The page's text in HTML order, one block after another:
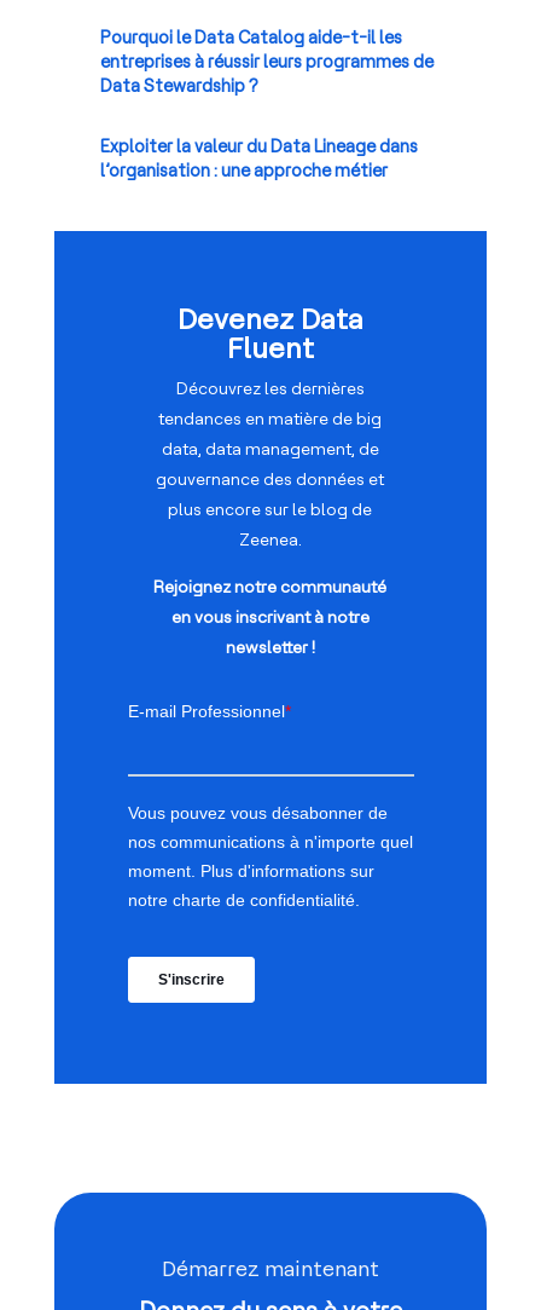
Pourquoi le Data Catalog aide-t-il les
entreprises à réussir leurs programmes de
Data Stewardship ?
Exploiter la valeur du Data Lineage dans
l’organisation : une approche métier
Devenez Data
Fluent
Découvrez les dernières
tendances en matière de big
data, data management, de
gouvernance des données et
plus encore sur le blog de
Zeenea.
Rejoignez notre communauté
en vous inscrivant à notre
newsletter !
Démarrez maintenant